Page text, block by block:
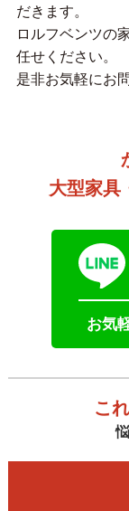
だきます。
ロルフベンツの
任せください。
是非お気軽にお
大型家具
お気
こ